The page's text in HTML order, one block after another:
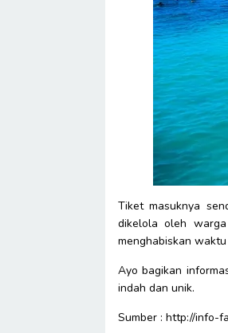
Tiket masuknya
dikelola oleh
menghabiskan
Ayo bagikan
indah dan unik.
Sumber : http://info-